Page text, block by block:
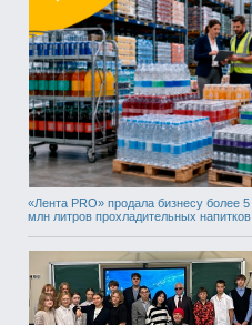
«Лента PRO» продала бизнесу более 5
млн литров прохладительных напитков